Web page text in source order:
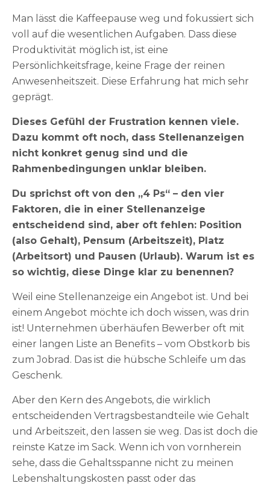
Man lässt die Kaffeepause weg und fokussiert sich
voll auf die wesentlichen Aufgaben. Dass diese
Produktivität möglich ist, ist eine
Persönlichkeitsfrage, keine Frage der reinen
Anwesenheitszeit. Diese Erfahrung hat mich sehr
geprägt.
Dieses Gefühl der Frustration kennen viele.
Dazu kommt oft noch, dass Stellenanzeigen
nicht konkret genug sind und die
Rahmenbedingungen unklar bleiben.
Du sprichst oft von den „4 Ps“ – den vier
Faktoren, die in einer Stellenanzeige
entscheidend sind, aber oft fehlen: Position
(also Gehalt), Pensum (Arbeitszeit), Platz
(Arbeitsort) und Pausen (Urlaub). Warum ist es
so wichtig, diese Dinge klar zu benennen?
Weil eine Stellenanzeige ein Angebot ist. Und bei
einem Angebot möchte ich doch wissen, was drin
ist! Unternehmen überhäufen Bewerber oft mit
einer langen Liste an Benefits – vom Obstkorb bis
zum Jobrad. Das ist die hübsche Schleife um das
Geschenk.
Aber den Kern des Angebots, die wirklich
entscheidenden Vertragsbestandteile wie Gehalt
und Arbeitszeit, den lassen sie weg. Das ist doch die
reinste Katze im Sack. Wenn ich von vornherein
sehe, dass die Gehaltsspanne nicht zu meinen
Lebenshaltungskosten passt oder das